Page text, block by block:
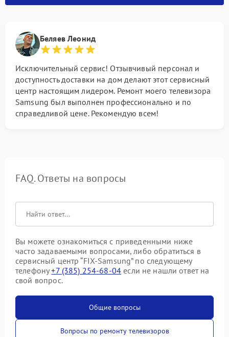
Беляев Леонид
Исключительный сервис! Отзывчивый персонал и
доступность доставки на дом делают этот сервисный
центр настоящим лидером. Ремонт моего телевизора
Samsung был выполнен профессионально и по
справедливой цене. Рекомендую всем!
FAQ. Ответы на вопросы
Вы можете ознакомиться с приведенными ниже
часто задаваемыми вопросами, либо обратиться в
сервисный центр “FIX-Samsung” по следующему
телефону+7 (385) 254-68-04 если не нашли ответ на
свой вопрос.
Общие вопросы
Вопросы по ремонту телевизоров